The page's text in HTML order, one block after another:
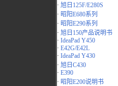
· 旭日125F/E280S
· 昭阳E680系列
· 昭阳E290系列
· 旭日150产品说明书
· IdeaPad Y450
· E42G/E42L
· IdeaPad Y430
· 旭日C430
· E390
· 昭阳E200说明书